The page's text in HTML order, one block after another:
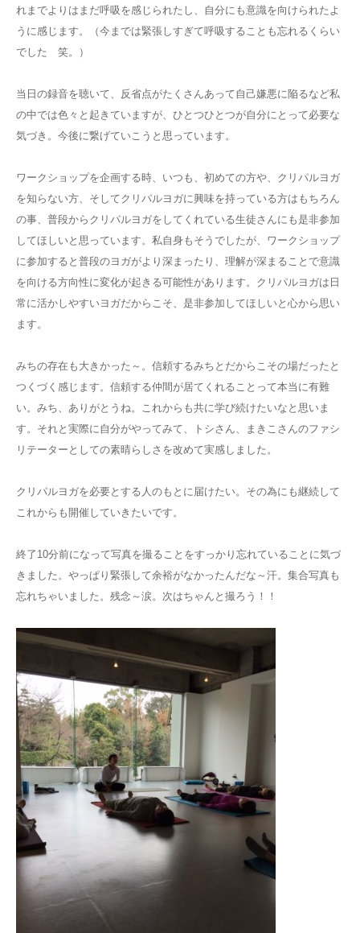
れまでよりはまだ呼吸を感じられたし、自分にも意識を向けられたよ
うに感じます。（今までは緊張しすぎて呼吸することも忘れるくらい
でした 笑。）
当日の録音を聴いて、反省点がたくさんあって自己嫌悪に陥るなど私
の中では色々と起きていますが、ひとつひとつが自分にとって必要な
気づき。今後に繋げていこうと思っています。
ワークショップを企画する時、いつも、初めての方や、クリパルヨガ
を知らない方、そしてクリパルヨガに興味を持っている方はもちろん
の事、普段からクリパルヨガをしてくれている生徒さんにも是非参加
してほしいと思っています。私自身もそうでしたが、ワークショップ
に参加すると普段のヨガがより深まったり、理解が深まることで意識
を向ける方向性に変化が起きる可能性があります。クリパルヨガは日
常に活かしやすいヨガだからこそ、是非参加してほしいと心から思い
ます。
みちの存在も大きかった～。信頼するみちとだからこその場だったと
つくづく感じます。信頼する仲間が居てくれることって本当に有難
い。みち、ありがとうね。これからも共に学び続けたいなと思いま
す。それと実際に自分がやってみて、トシさん、まきこさんのファシ
リテーターとしての素晴らしさを改めて実感しました。
クリパルヨガを必要とする人のもとに届けたい。その為にも継続して
これからも開催していきたいです。
終了10分前になって写真を撮ることをすっかり忘れていることに気づ
きました。やっぱり緊張して余裕がなかったんだな～汗。集合写真も
忘れちゃいました。残念～涙。次はちゃんと撮ろう！！